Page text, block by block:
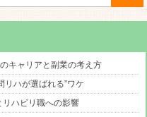
キャリアと副業の考え方
リハが選ばれる”ワケ
リハビリ職への影響